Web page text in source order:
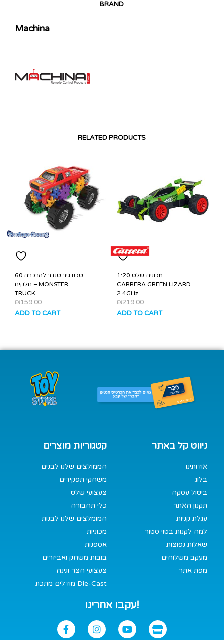
BRAND
Machina
RELATED PRODUCTS
טכנו גיר טנדר להרכבה 60
חלקים – MONSTER
TRUCK
₪159.00
ADD TO CART
מכונית שלט 1:20
CARRERA GREEN LIZARD
2.4GHz
₪219.00
ADD TO CART
קטגוריות מוצרים
הממולצים שלנו לבנים
משחקי תפקידים
צעצועי שלט
כלי תחבורה
המומלצים שלנו לבנות
מכוניות
אספנות
בובות משחק ואביזרים
צעצועי חצר וגינה
מודלים מתכת Die-Cast
ניווט קל באתר
אודותינו
בלוג
ביטול עסקה
תקנון האתר
עגלת קניות
למה לקנות בטוי סטור
שאלות נפוצות
מעקב משלוחים
מפת אתר
עקבו אחרינו!